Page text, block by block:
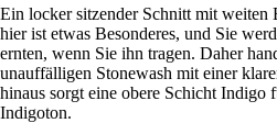
Ein locker sitzender Schnitt mit weiten
hier ist etwas Besonderes, und Sie
ernten, wenn Sie ihn tragen. Daher
unauffälligen Stonewash mit einer
hinaus sorgt eine obere Schicht Indigo
Indigoton.